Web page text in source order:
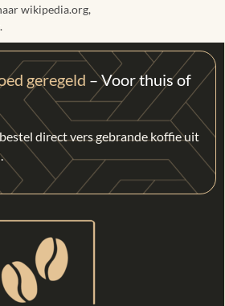
wikipedia.org,
geregeld – Voor thuis of
direct vers gebrande koffie uit